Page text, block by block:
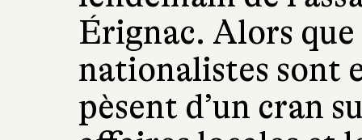
Érignac. Alors que
nationalistes sont
pèsent d’un cran